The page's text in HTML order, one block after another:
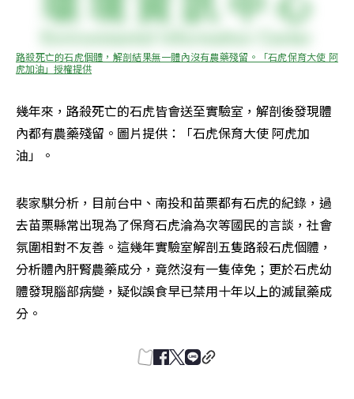
路殺死亡的石虎個體，解剖結果無一體內沒有農藥殘留。「石虎保育大使 阿
虎加油」授權提供
幾年來，路殺死亡的石虎皆會送至實驗室，解剖後發現體
內都有農藥殘留。圖片提供：「石虎保育大使 阿虎加
油」。
裴家騏分析，目前台中、南投和苗栗都有石虎的紀錄，過
去苗栗縣常出現為了保育石虎淪為次等國民的言談，社會
氛圍相對不友善。這幾年實驗室解剖五隻路殺石虎個體，
分析體內肝腎農藥成分，竟然沒有一隻倖免；更於石虎幼
體發現腦部病變，疑似誤食早已禁用十年以上的滅鼠藥成
分。